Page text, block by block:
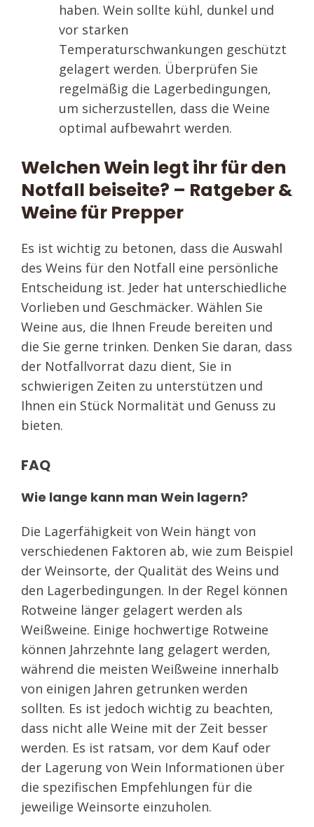
haben. Wein sollte kühl, dunkel und
vor starken
Temperaturschwankungen geschützt
gelagert werden. Überprüfen Sie
regelmäßig die Lagerbedingungen,
um sicherzustellen, dass die Weine
optimal aufbewahrt werden.
Welchen Wein legt ihr für den
Notfall beiseite? – Ratgeber &
Weine für Prepper
Es ist wichtig zu betonen, dass die Auswahl
des Weins für den Notfall eine persönliche
Entscheidung ist. Jeder hat unterschiedliche
Vorlieben und Geschmäcker. Wählen Sie
Weine aus, die Ihnen Freude bereiten und
die Sie gerne trinken. Denken Sie daran, dass
der Notfallvorrat dazu dient, Sie in
schwierigen Zeiten zu unterstützen und
Ihnen ein Stück Normalität und Genuss zu
bieten.
FAQ
Wie lange kann man Wein lagern?
Die Lagerfähigkeit von Wein hängt von
verschiedenen Faktoren ab, wie zum Beispiel
der Weinsorte, der Qualität des Weins und
den Lagerbedingungen. In der Regel können
Rotweine länger gelagert werden als
Weißweine. Einige hochwertige Rotweine
können Jahrzehnte lang gelagert werden,
während die meisten Weißweine innerhalb
von einigen Jahren getrunken werden
sollten. Es ist jedoch wichtig zu beachten,
dass nicht alle Weine mit der Zeit besser
werden. Es ist ratsam, vor dem Kauf oder
der Lagerung von Wein Informationen über
die spezifischen Empfehlungen für die
jeweilige Weinsorte einzuholen.